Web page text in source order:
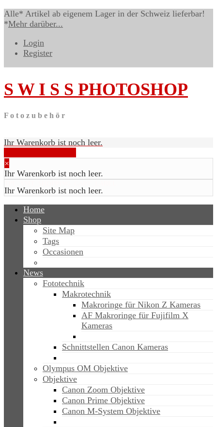
Alle* Artikel ab eigenem Lager in der Schweiz lieferbar!
*Mehr darüber...
Login
Register
S W I S S PHOTOSHOP
F o t o z u b e h ö r
Ihr Warenkorb ist noch leer.
×
Ihr Warenkorb ist noch leer.
Ihr Warenkorb ist noch leer.
Home
Shop
Site Map
Tags
Occasionen
News
Fototechnik
Makrotechnik
Makroringe für Nikon Z Kameras
AF Makroringe für Fujifilm X
Kameras
Schnittstellen Canon Kameras
Olympus OM Objektive
Objektive
Canon Zoom Objektive
Canon Prime Objektive
Canon M-System Objektive